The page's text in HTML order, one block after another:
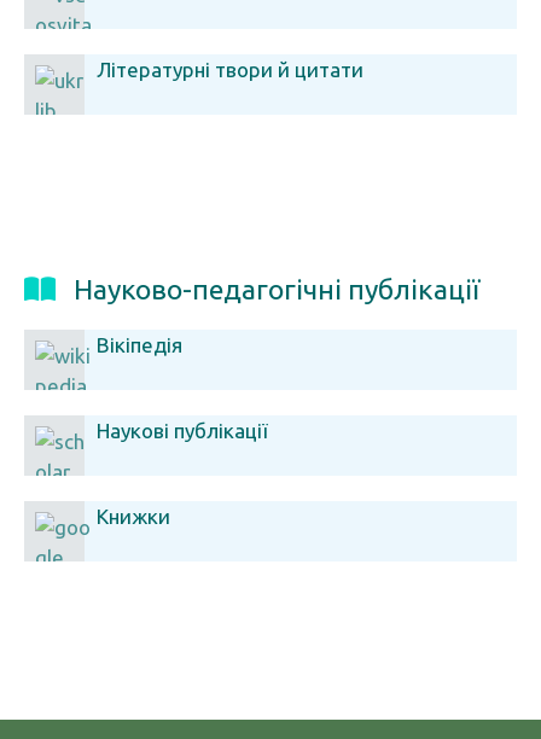
Літературні твори й цитати
Науково-педагогічні публікації
Вікіпедія
Наукові публікації
Книжки